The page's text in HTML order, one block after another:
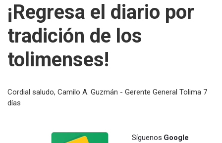
¡Regresa el diario por
tradición de los
tolimenses!
Cordial saludo, Camilo A. Guzmán - Gerente General Tolima 7
días
Síguenos Google